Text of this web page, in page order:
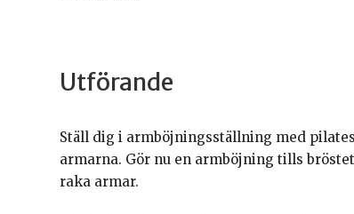
Utförande
Ställ dig i armböjningsställning med
armarna. Gör nu en armböjning tills
raka armar.